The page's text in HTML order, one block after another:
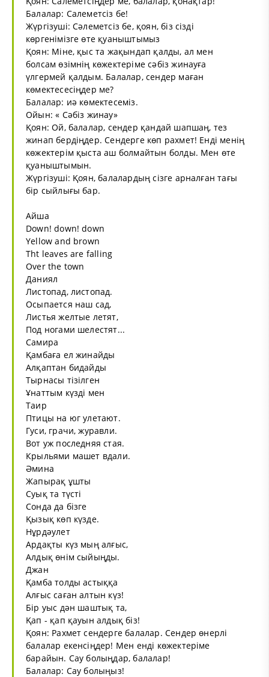
Балалар: Салеметсіз бе!
Жүргізуші: Сәлеметсіз бе, қоян, біз сізді
көргенімізге өте қуаныштымыз
Қоян: Міне, қыс та жақындап қалды, ал мен
болсам өзімнің көжектеріме сәбіз жинауға
үлгермей қалдым. Балалар, сендер маған
көмектесесіңдер ме?
Балалар: иә көмектесеміз.
Ойын: « Сәбіз жинау»
Қоян: Ой, балалар, сендер қандай шапшаң, тез
жинап бердіңдер. Сендерге көп рахмет! Енді менің
көжектерім қыста аш болмайтын болды. Мен өте
қуаныштымын.
Жүргізуші: Қоян, балалардың сізге арналған тағы
бір сыйлығы бар.
Айша
Down! down! down
Yellow and brown
Tht leaves are falling
Over the town
Даниял
Листопад, листопад.
Осыпается наш сад,
Листья желтые летят,
Под ногами шелестят...
Самира
Қамбаға ел жинайды
Алқаптан бидайды
Тырнасы тізілген
Ұнаттым күзді мен
Таир
Птицы на юг улетают.
Гуси, грачи, журавли.
Вот уж последняя стая.
Крыльями машет вдали.
Әмина
Жапырақ ұшты
Суық та түсті
Сонда да бізге
Қызық көп күзде.
Нұрдәулет
Ардақты күз мың алғыс,
Алдық өнім сыйыңды.
Джан
Қамба толды астыққа
Алғыс саған алтын күз!
Бір уыс дән шаштық та,
Қап - қап қауын алдық біз!
Қоян: Рахмет сендерге балалар. Сендер өнерлі
балалар екенсіңдер! Мен енді көжектеріме
барайын. Сау болыңдар, балалар!
Балалар: Сау болыңыз!